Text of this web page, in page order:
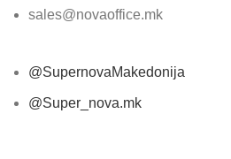
sales@novaoffice.mk
@SupernovaMakedonija
@Super_nova.mk